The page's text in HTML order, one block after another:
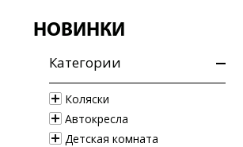
НОВИНКИ
Категории
Коляски
Автокресла
Детская комната